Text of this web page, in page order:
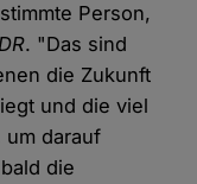
Person,
. "Das sind
die Zukunft
und die viel
darauf
die